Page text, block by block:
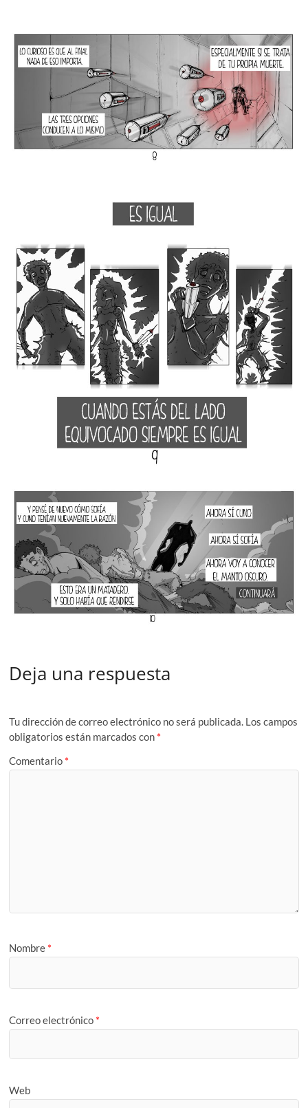
Deja una respuesta
Tu dirección de correo electrónico no será publicada. Los campos
obligatorios están marcados con *
Comentario *
Nombre *
Correo electrónico *
Web